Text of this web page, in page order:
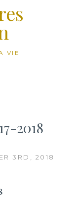
VIE
2018
3RD, 2018